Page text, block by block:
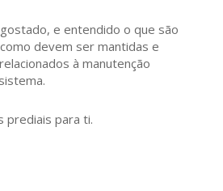
e entendido o que são
devem ser mantidas e
à manutenção
prediais para ti.